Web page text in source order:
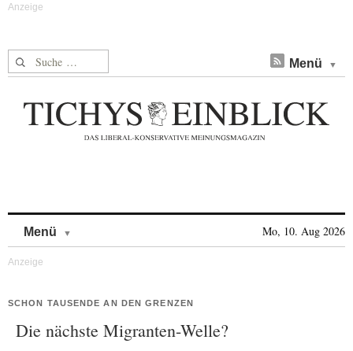
Suche nach: Menü
Menü Mo, 10. Aug 2026
SCHON TAUSENDE AN DEN GRENZEN
Die nächste Migranten-Welle?